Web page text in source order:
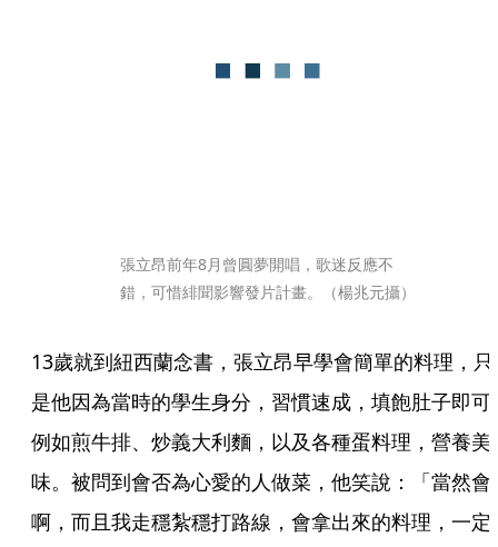
張立昂前年8月曾圓夢開唱，歌迷反應不
錯，可惜緋聞影響發片計畫。（楊兆元攝）
13歲就到紐西蘭念書，張立昂早學會簡單的料理，只
是他因為當時的學生身分，習慣速成，填飽肚子即可
例如煎牛排、炒義大利麵，以及各種蛋料理，營養美
味。被問到會否為心愛的人做菜，他笑說：「當然會
啊，而且我走穩紮穩打路線，會拿出來的料理，一定